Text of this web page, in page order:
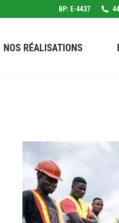
BP: E-4437
NOS RÉALISATIONS